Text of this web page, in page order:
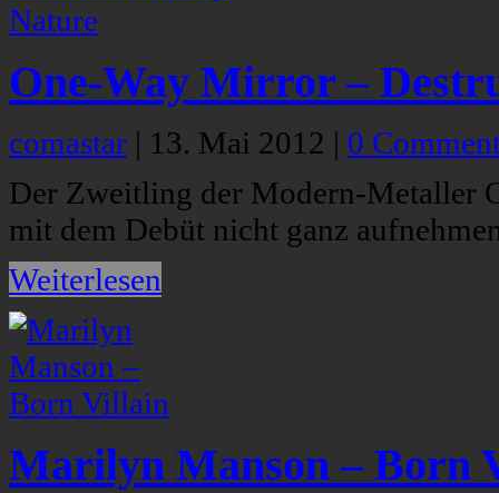
One-Way Mirror –
comastar | 13. Mai 2012 | 0
Der Zweitling der Modern-Metaller
mit dem Debüt nicht ganz
Weiterlesen
Marilyn Manson – Born